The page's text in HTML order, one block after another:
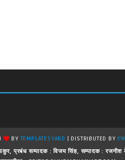
BYTEMPLATESYARD | DISTRIBUTED BY
प्रबंध सम्पादक : विजय सिंह, सम्पादक :